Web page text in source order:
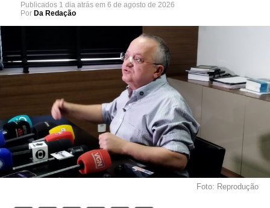
Publicados 1 dia atrás em 6 de agosto de 2026
Por Da Redação
Foto: Reprodução